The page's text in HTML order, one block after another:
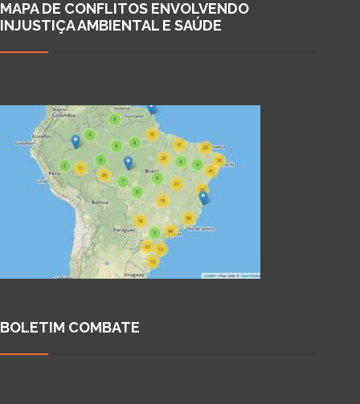
MAPA DE CONFLITOS ENVOLVENDO
INJUSTIÇA AMBIENTAL E SAÚDE
BOLETIM COMBATE